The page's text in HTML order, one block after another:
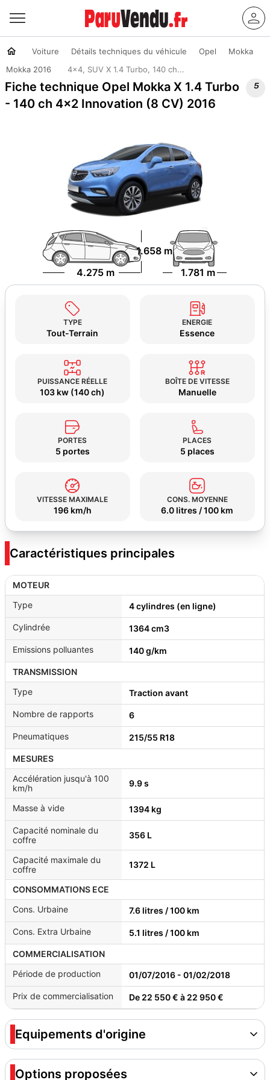
Voiture Détails techniques du véhicule Opel
Mokka
Mokka 2016
4x4, SUV X 1.4 Turbo, 140 ch...
Fiche technique Opel Mokka X 1.4 Turbo
- 140 ch 4x2 Innovation (8 CV) 2016

4.275 m 1.781 m
1.658 m
TYPE
Tout-Terrain
ENERGIE
Essence
PUISSANCE RÉELLE
103 kw (140 ch)
BOÎTE DE VITESSE
Manuelle
PORTES
5 portes
PLACES
5 places
VITESSE MAXIMALE
196 km/h
CONS. MOYENNE
6.0 litres / 100 km
Caractéristiques principales
MOTEUR
Type
4 cylindres (en ligne)
Cylindrée 1364 cm3
Emissions polluantes 140 g/km
TRANSMISSION
Type
Traction avant
Nombre de rapports 6
Pneumatiques 215/55 R18
MESURES
Accélération jusqu'à 100
km/h
9.9 s
Masse à vide 1394 kg
Capacité nominale du
coffre
356 L
Capacité maximale du
coffre
1372 L
CONSOMMATIONS ECE
Cons. Urbaine
7.6 litres / 100 km
Cons. Extra Urbaine 5.1 litres / 100 km
COMMERCIALISATION
Période de production
01/07/2016 - 01/02/2018
Prix de commercialisation De 22 550 € à 22 950 €
Equipements d'origine
Options proposées